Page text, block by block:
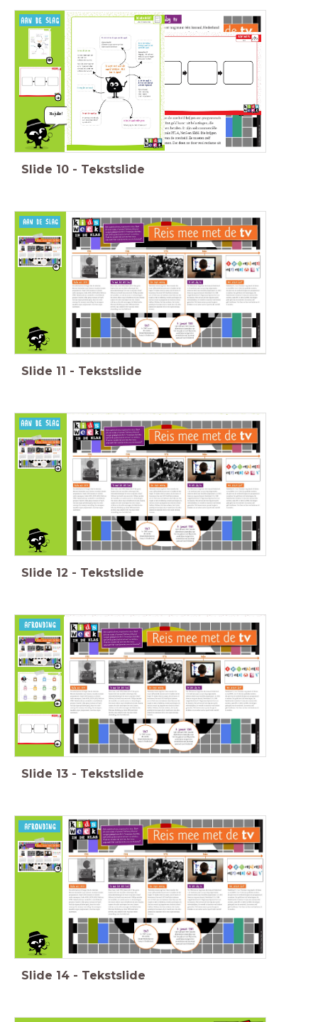
Nu jullie!
Slide 10 - Tekstslide
Tekstgerichte vragen:
Wanneer was de eerste televisieuitzending voorhet hele land?
Wat betekent verzuiling?
Schrijf op de tijdlijn in de geschiedeniscanon in je werkschrift (pagina 2-
3) de komst van:de eerste radio,de eerste tv,de eerste landelijke tv-
uitzending,
de eerste kleurentelevisie.
Waarom vertonen commerciële zenders veel meerreclame dan publieke
zenders?
In het stukje tekst bij 1970 staat wat mensen
vonden van televisie. Kan jij
je in een van dezemeningen vinden en waarom wel of niet?
Bedenk zelf een nieuwe televisiezender. Wat moet
daarop te zien zijn?
Wat vind jij belangrijk?
Slide 11 - Tekstslide
Toetsvraag:
Waarom heeft de schrijver deze tekst geschreven?
A. Om je een verhaal te vertellen.
B. Om je informatie te geven.
C. Om je ergens toe over te halen.
D. Om je ergens voor te waarschuwen.
Slide 12 - Tekstslide
Wat heb je deze les
geleerd?
Slide 13 - Tekstslide
Heb je nieuwe
vragen
gekregen?Schrijf
deze op post-its
en hang ze op de
vragenmuur.
Heb je
antwoorden
gekregen op je
vragen?
Slide 14 - Tekstslide